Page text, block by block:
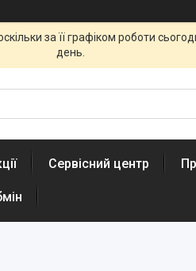
за її графіком роботи
день.
Сервісний центр